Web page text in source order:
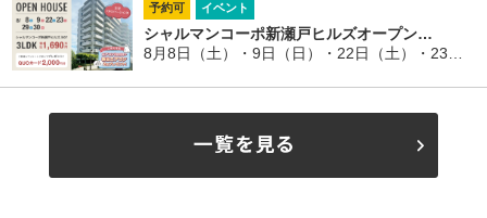
予約可 イベント
シャルマンコーポ新瀬戸ヒルズオープン…
8月8日（土）・9日（日）・22日（土）・23日（日）・29日（土）・30日（日）